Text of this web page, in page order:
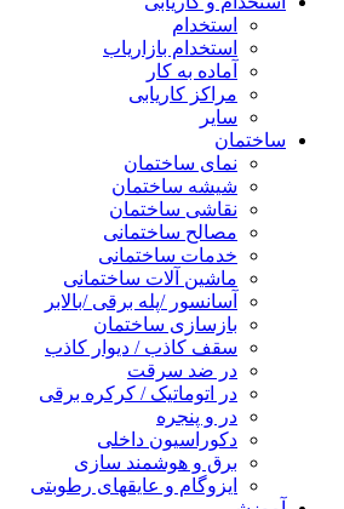
استخدام
استخدام بازاریاب
آماده به کار
مراکز کاریابی
سایر
ساختمان
نمای ساختمان
شیشه ساختمان
نقاشی ساختمان
مصالح ساختمانی
خدمات ساختمانی
ماشین آلات ساختمانی
آسانسور /پله برقی /بالابر
بازسازی ساختمان
سقف کاذب / دیوار کاذب
در ضد سرقت
در اتوماتیک / کرکره برقی
در و پنجره
دکوراسیون داخلی
برق و هوشمند سازی
ایزوگام و عایقهای رطوبتی